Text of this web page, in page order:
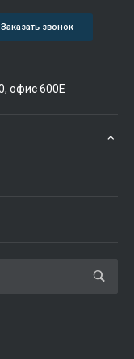
Заказать звонок
офис 600Е